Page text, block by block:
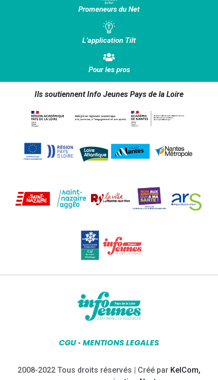
Promeneurs du Net
L’application Tilt
Pour les pros
Ils soutiennent Info Jeunes Pays de la Loire
CGU- MENTIONS LEGALES
2008-2022 Tous droits réservés | Créé par KelCom,